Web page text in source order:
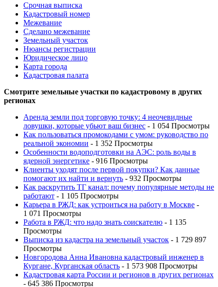
Срочная выписка
Кадастровый номер
Межевание
Сделано межевание
Земельный участок
Нюансы регистрации
Юридическое лицо
Карта города
Кадастровая палата
Смотрите земельные участки по кадастровому в других
регионах
Аренда земли под торговую точку: 4 неочевидные
ловушки, которые убьют ваш бизнес - 1 054 Просмотры
Как пользоваться промокодами с умом: руководство по
реальной экономии - 1 352 Просмотры
Особенности водоподготовки на АЭС: роль воды в
ядерной энергетике - 916 Просмотры
Клиенты уходят после первой покупки? Как данные
помогают их найти и вернуть - 932 Просмотры
Как раскрутить ТГ канал: почему популярные методы не
работают - 1 105 Просмотры
Карьера в РЖД: как устроиться на работу в Москве -
1 071 Просмотры
Работа в РЖД: что надо знать соискателю - 1 135
Просмотры
Выписка из кадастра на земельный участок - 1 729 897
Просмотры
Новгородова Анна Ивановна кадастровый инженер в
Кургане, Курганская область - 1 573 908 Просмотры
Кадастровая карта России и регионов в других регионах
- 645 386 Просмотры